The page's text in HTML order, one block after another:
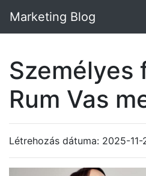
Marketing Blog
Személyes
Rum Vas
Létrehozás dátuma: 2025-11-